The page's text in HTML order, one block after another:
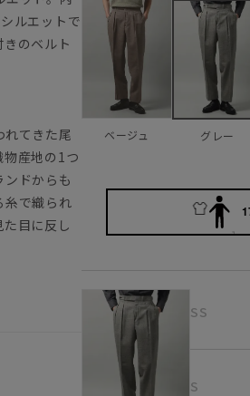
ルエットで
のベルト
てきた尾
産地の1つ
ドからも
糸で織られ
目に反し
ベージュ グレー
SS
S